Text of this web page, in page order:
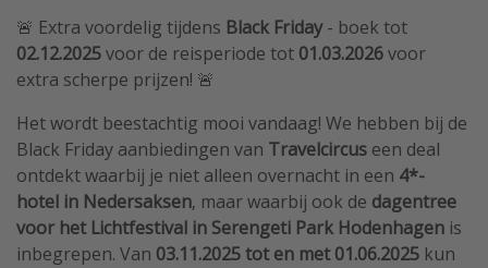
🚨 Extra voordelig tijdens Black Friday- boek tot
02.12.2025voor de reisperiode tot 01.03.2026voor
extra scherpe prijzen! 🚨
Het wordt beestachtig mooi vandaag! We hebben bij de
Black Friday aanbiedingen van Travelcircus een deal
ontdekt waarbij je niet alleen overnacht in een 4*-
hotel in Nedersaksen, maar waarbij ook de dagentree
voor het Lichtfestival in Serengeti Park Hodenhagen is
inbegrepen. Van 03.11.2025 tot en met 01.06.2025 kun